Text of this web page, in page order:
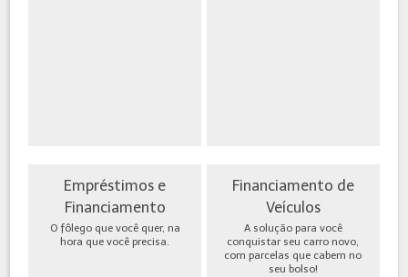
Empréstimos e
Financiamento
O fôlego que você quer, na
hora que você precisa.
Financiamento de
Veículos
A solução para você
conquistar seu carro novo,
com parcelas que cabem no
seu bolso!